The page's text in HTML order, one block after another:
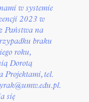
w systemie
2023 w
Państwa na
braku
roku,
Dorotą
tel.
.
się